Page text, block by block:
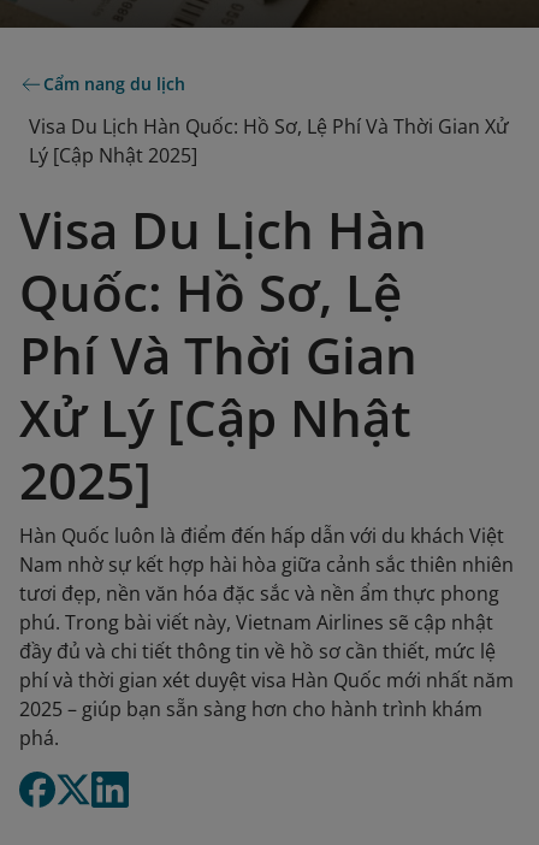
Cẩm nang du lịch
Visa Du Lịch Hàn Quốc: Hồ Sơ, Lệ Phí Và Thời Gian Xử
Lý [Cập Nhật 2025]
Visa Du Lịch Hàn
Quốc: Hồ Sơ, Lệ
Phí Và Thời Gian
Xử Lý [Cập Nhật
2025]
Hàn Quốc luôn là điểm đến hấp dẫn với du khách Việt
Nam nhờ sự kết hợp hài hòa giữa cảnh sắc thiên nhiên
tươi đẹp, nền văn hóa đặc sắc và nền ẩm thực phong
phú. Trong bài viết này, Vietnam Airlines sẽ cập nhật
đầy đủ và chi tiết thông tin về hồ sơ cần thiết, mức lệ
phí và thời gian xét duyệt visa Hàn Quốc mới nhất năm
2025 – giúp bạn sẵn sàng hơn cho hành trình khám
phá.